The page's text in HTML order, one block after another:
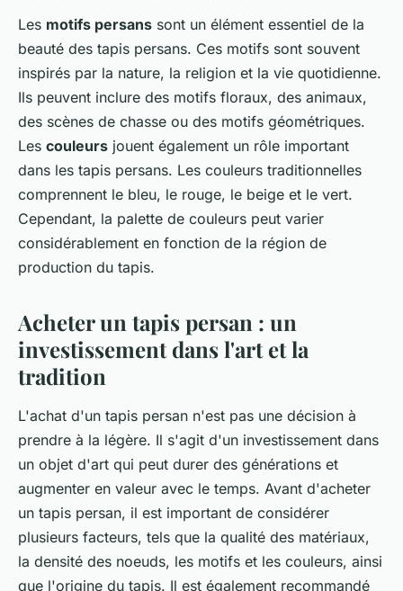
Les motifs persans sont un élément essentiel de la
beauté des tapis persans. Ces motifs sont souvent
inspirés par la nature, la religion et la vie quotidienne.
Ils peuvent inclure des motifs floraux, des animaux,
des scènes de chasse ou des motifs géométriques.
Les couleurs jouent également un rôle important
dans les tapis persans. Les couleurs traditionnelles
comprennent le bleu, le rouge, le beige et le vert.
Cependant, la palette de couleurs peut varier
considérablement en fonction de la région de
production du tapis.
Acheter un tapis persan : un
investissement dans l'art et la
tradition
L'achat d'un tapis persan n'est pas une décision à
prendre à la légère. Il s'agit d'un investissement dans
un objet d'art qui peut durer des générations et
augmenter en valeur avec le temps. Avant d'acheter
un tapis persan, il est important de considérer
plusieurs facteurs, tels que la qualité des matériaux,
la densité des noeuds, les motifs et les couleurs, ainsi
que l'origine du tapis. Il est également recommandé